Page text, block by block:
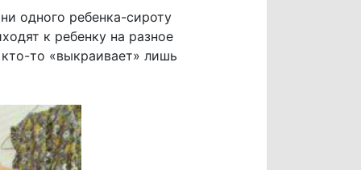
одного ребенка-сироту
к ребенку на разное
то «выкраивает» лишь